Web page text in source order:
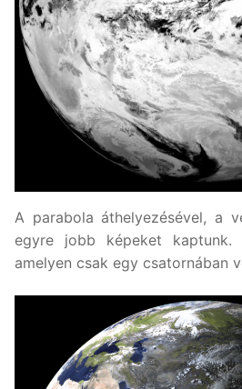
A parabola áthelyezésével, a
egyre jobb képeket
amelyen csak egy csatornában